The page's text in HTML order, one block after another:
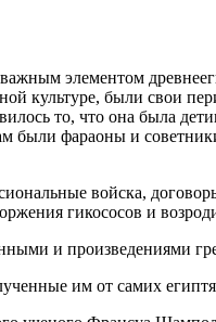
элементом
культуре, были свои
то, что она была
были фараоны и
войска,
гикососов и
и произведениями
им от самих